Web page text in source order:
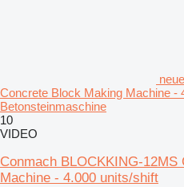
Concrete Block Making Machine -
Betonsteinmaschine
10
VIDEO
Conmach BLOCKKING-
Machine - 4.000 units/shift